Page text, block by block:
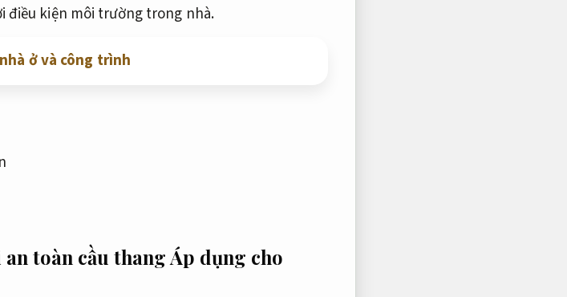
điều kiện môi trường trong nhà.
ở và công trình
toàn cầu thangÁp dụng cho